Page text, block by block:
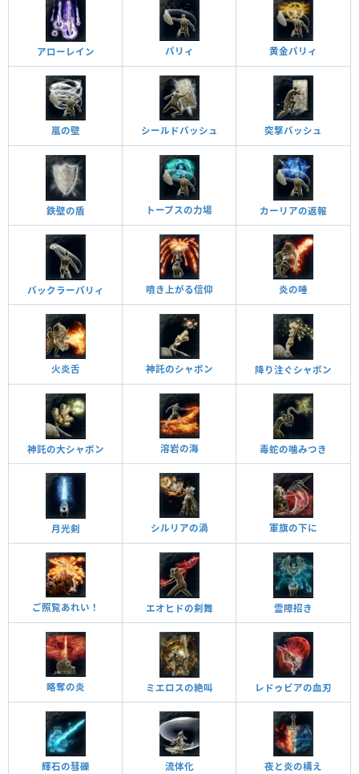
アローレイン パリィ 黄金パリィ
嵐の壁 シールドバッシュ 突撃バッシュ
鉄壁の盾 トープスの力場 カーリアの返報
バックラーパリィ 噴き上がる信仰 炎の唾
火炎舌 神託のシャボン 降り注ぐシャボン
神託の大シャボン 溶岩の海 毒蛇の噛みつき
月光剣 シルリアの渦 軍旗の下に
ご照覧あれい！ エオヒドの剣舞 霊障招き
略奪の炎 ミエロスの絶叫 レドゥビアの血刃
輝石の彗礫 流体化 夜と炎の構え